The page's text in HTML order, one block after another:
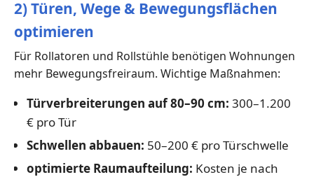
2) Türen, Wege & Bewegungsflächen
optimieren
Für Rollatoren und Rollstühle benötigen Wohnungen
mehr Bewegungsfreiraum. Wichtige Maßnahmen:
Türverbreiterungen auf 80–90 cm: 300–1.200
€ pro Tür
Schwellen abbauen: 50–200 € pro Türschwelle
optimierte Raumaufteilung: Kosten je nach